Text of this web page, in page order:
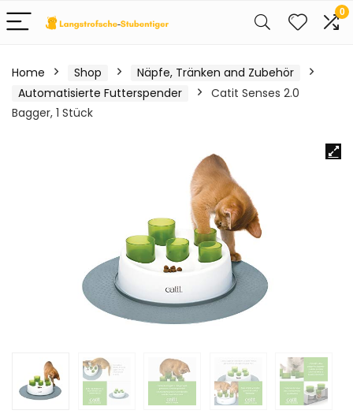
0
Home Shop
Näpfe, Tränken and Zubehör
Automatisierte Futterspender
Catit Senses 2.0
Bagger, 1 Stück